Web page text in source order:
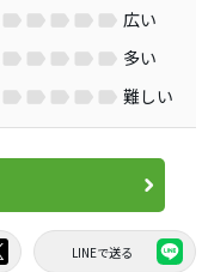
広い
多い
難しい
LINEで送る